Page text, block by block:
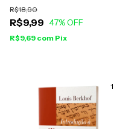
R$9,99
R$18,90
47% OFF
R$9,69 com Pix
1